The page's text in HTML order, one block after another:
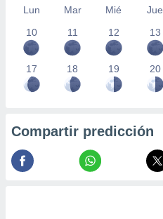
Lun Mar Mié Jue
10
11 12 13
17 18 19 20
Compartir predicción